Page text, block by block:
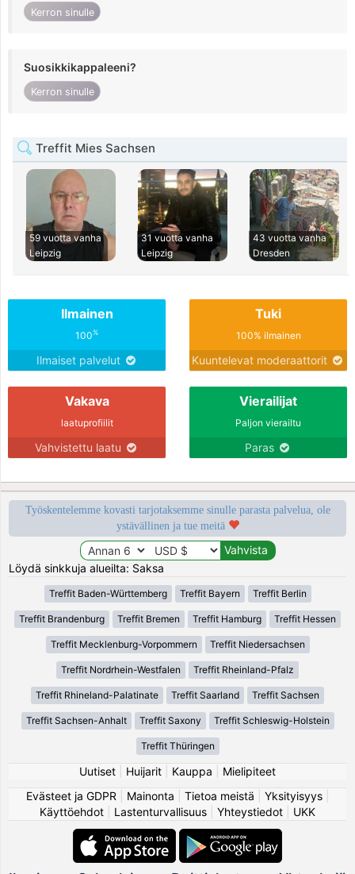
Kerron sinulle
Suosikkikappaleeni?
Kerron sinulle
Treffit Mies Sachsen
59 vuotta vanha
Leipzig
31 vuotta vanha
Leipzig
43 vuotta vanha
Dresden
Ilmainen
100%
Ilmaiset palvelut
Tuki
100% ilmainen
Kuuntelevat moderaattorit
Vakava
laatuprofiilit
Vahvistettu laatu
Vierailijat
Paljon vierailtu
Paras
Työskentelemme kovasti tarjotaksemme sinulle parasta palvelua, ole
ystävällinen ja tue meitä
Löydä sinkkuja alueilta: Saksa
Treffit Baden-Württemberg Treffit Bayern Treffit Berlin
Treffit Brandenburg Treffit Bremen Treffit Hamburg Treffit Hessen
Treffit Mecklenburg-Vorpommern Treffit Niedersachsen
Treffit Nordrhein-Westfalen Treffit Rheinland-Pfalz
Treffit Rhineland-Palatinate Treffit Saarland Treffit Sachsen
Treffit Sachsen-Anhalt Treffit Saxony Treffit Schleswig-Holstein
Treffit Thüringen
Uutiset Huijarit Kauppa
Mielipiteet
Evästeet ja GDPR
Mainonta Tietoa meistä Yksityisyys|
Käyttöehdot
Lastenturvallisuus Yhteystiedot UKK